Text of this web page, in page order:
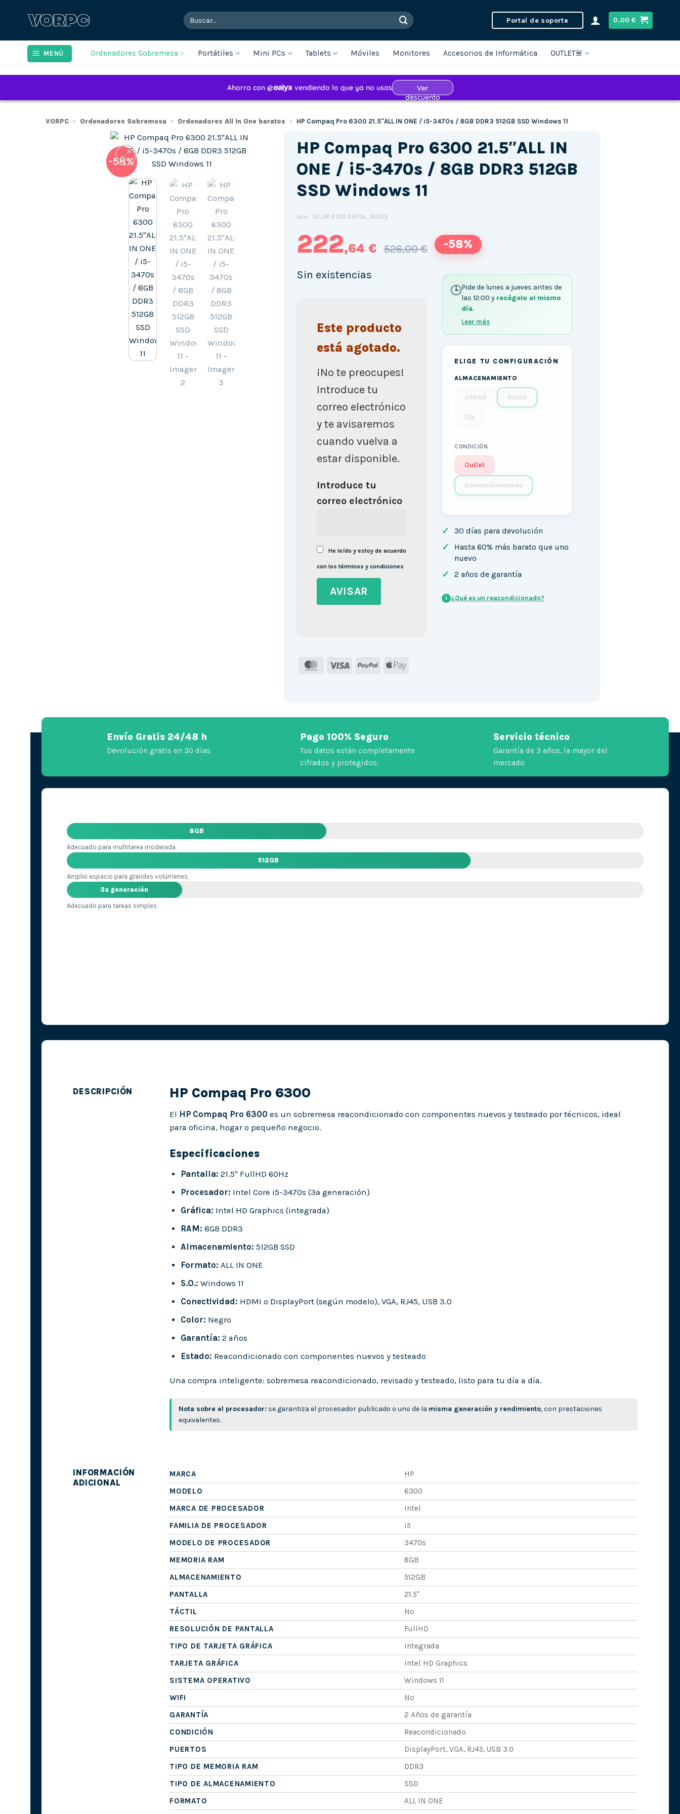
Buscar
por:
Portal de soporte 0,00€
MENÚ Ordenadores Sobremesa Portátiles Mini PCs Tablets Móviles Monitores Accesorios de Informática OUTLET🚨
VORPC » Ordenadores Sobremesa » Ordenadores All In One baratos » HP Compaq Pro 6300 21.5″ALL IN ONE / i5-3470s / 8GB DDR3 512GB SSD Windows 11
-58%
HP Compaq Pro 6300 21.5″ALL IN
ONE / i5-3470s / 8GB DDR3 512GB
SSD Windows 11
SKU: ALL.HP.6300.3470s_8G512
222,64 € 526,00 € -58%
Sin existencias
Este producto
está agotado.
¡No te preocupes!
Introduce tu
correo electrónico
y te avisaremos
cuando vuelva a
estar disponible.
Introduce tu
correo electrónico
He leído y estoy de acuerdo
con lostérminos y condiciones
MasterCard
Visa PayPal Apple
Pide de lunes a jueves antes de
las 12:00 y recógelo el mismo
día.
Leer más
ELIGE TU CONFIGURACIÓN
ALMACENAMIENTO
256GB 512GB
1TB
CONDICIÓN
Outlet
Reacondicionado
✓ 30 días para devolución
✓
Hasta 60% más barato que uno
nuevo
✓ 2 años de garantía
i ¿Qué es un reacondicionado?
Envío Gratis 24/48 h
Devolución gratis en 30 días
Pago 100% Seguro
Tus datos están completamente
cifrados y protegidos.
Servicio técnico
Garantía de 3 años, la mayor del
mercado
8GB
Adecuado para multitarea moderada.
512GB
Amplio espacio para grandes volúmenes.
3ª generación
Adecuado para tareas simples.
DESCRIPCIÓN HP Compaq Pro 6300
El HP Compaq Pro 6300 es un sobremesa reacondicionado con componentes nuevos y testeado por técnicos, ideal
para oficina, hogar o pequeño negocio.
Especificaciones
Pantalla: 21.5" FullHD 60Hz
Procesador: Intel Core i5-3470s (3ª generación)
Gráfica: Intel HD Graphics (integrada)
RAM: 8GB DDR3
Almacenamiento: 512GB SSD
Formato: ALL IN ONE
S.O.: Windows 11
Conectividad: HDMI o DisplayPort (según modelo), VGA, RJ45, USB 3.0
Color: Negro
Garantía: 2 años
Estado: Reacondicionado con componentes nuevos y testeado
Una compra inteligente: sobremesa reacondicionado, revisado y testeado, listo para tu día a día.
Nota sobre el procesador: se garantiza el procesador publicado o uno de la misma generación y rendimiento, con prestaciones
equivalentes.
INFORMACIÓN
ADICIONAL
MARCA
HP
MODELO
6300
MARCA DE PROCESADOR
Intel
FAMILIA DE PROCESADOR
i5
MODELO DE PROCESADOR
3470s
MEMORIA RAM
8GB
ALMACENAMIENTO
512GB
PANTALLA
21.5"
TÁCTIL
No
RESOLUCIÓN DE PANTALLA
FullHD
TIPO DE TARJETA GRÁFICA
Integrada
TARJETA GRÁFICA
Intel HD Graphics
SISTEMA OPERATIVO
Windows 11
WIFI
No
GARANTÍA
2 Años de garantía
CONDICIÓN
Reacondicionado
PUERTOS
DisplayPort, VGA, RJ45, USB 3.0
TIPO DE MEMORIA RAM
DDR3
TIPO DE ALMACENAMIENTO
SSD
FORMATO
ALL IN ONE